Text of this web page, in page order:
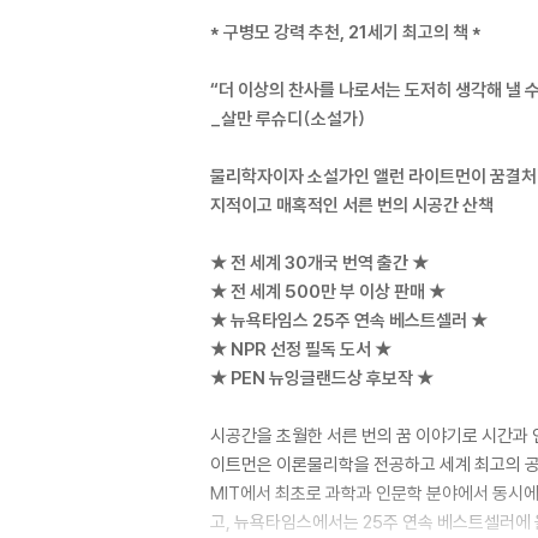
* 구병모 강력 추천, 21세기 최고의 책 *
“더 이상의 찬사를 나로서는 도저히 생각해 낼
_살만 루슈디(소설가)
물리학자이자 소설가인 앨런 라이트먼이 꿈결
지적이고 매혹적인 서른 번의 시공간 산책
★ 전 세계 30개국 번역 출간 ★
★ 전 세계 500만 부 이상 판매 ★
★ 뉴욕타임스 25주 연속 베스트셀러 ★
★ NPR 선정 필독 도서 ★
★ PEN 뉴잉글랜드상 후보작 ★
시공간을 초월한 서른 번의 꿈 이야기로 시간과
이트먼은 이론물리학을 전공하고 세계 최고의
MIT에서 최초로 과학과 인문학 분야에서 동시
고, 뉴욕타임스에서는 25주 연속 베스트셀러에